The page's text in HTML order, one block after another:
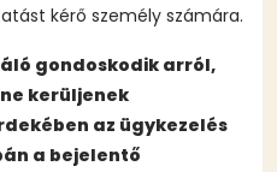
kérő személy számára.
gondoskodik arról,
kerüljenek
az ügykezelés
a bejelentő